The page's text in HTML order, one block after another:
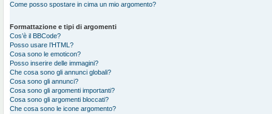
Come posso spostare in cima un mio argomento?
Formattazione e tipi di argomenti
Cos’è il BBCode?
Posso usare l’HTML?
Cosa sono le emoticon?
Posso inserire delle immagini?
Che cosa sono gli annunci globali?
Cosa sono gli annunci?
Cosa sono gli argomenti importanti?
Cosa sono gli argomenti bloccati?
Che cosa sono le icone argomento?